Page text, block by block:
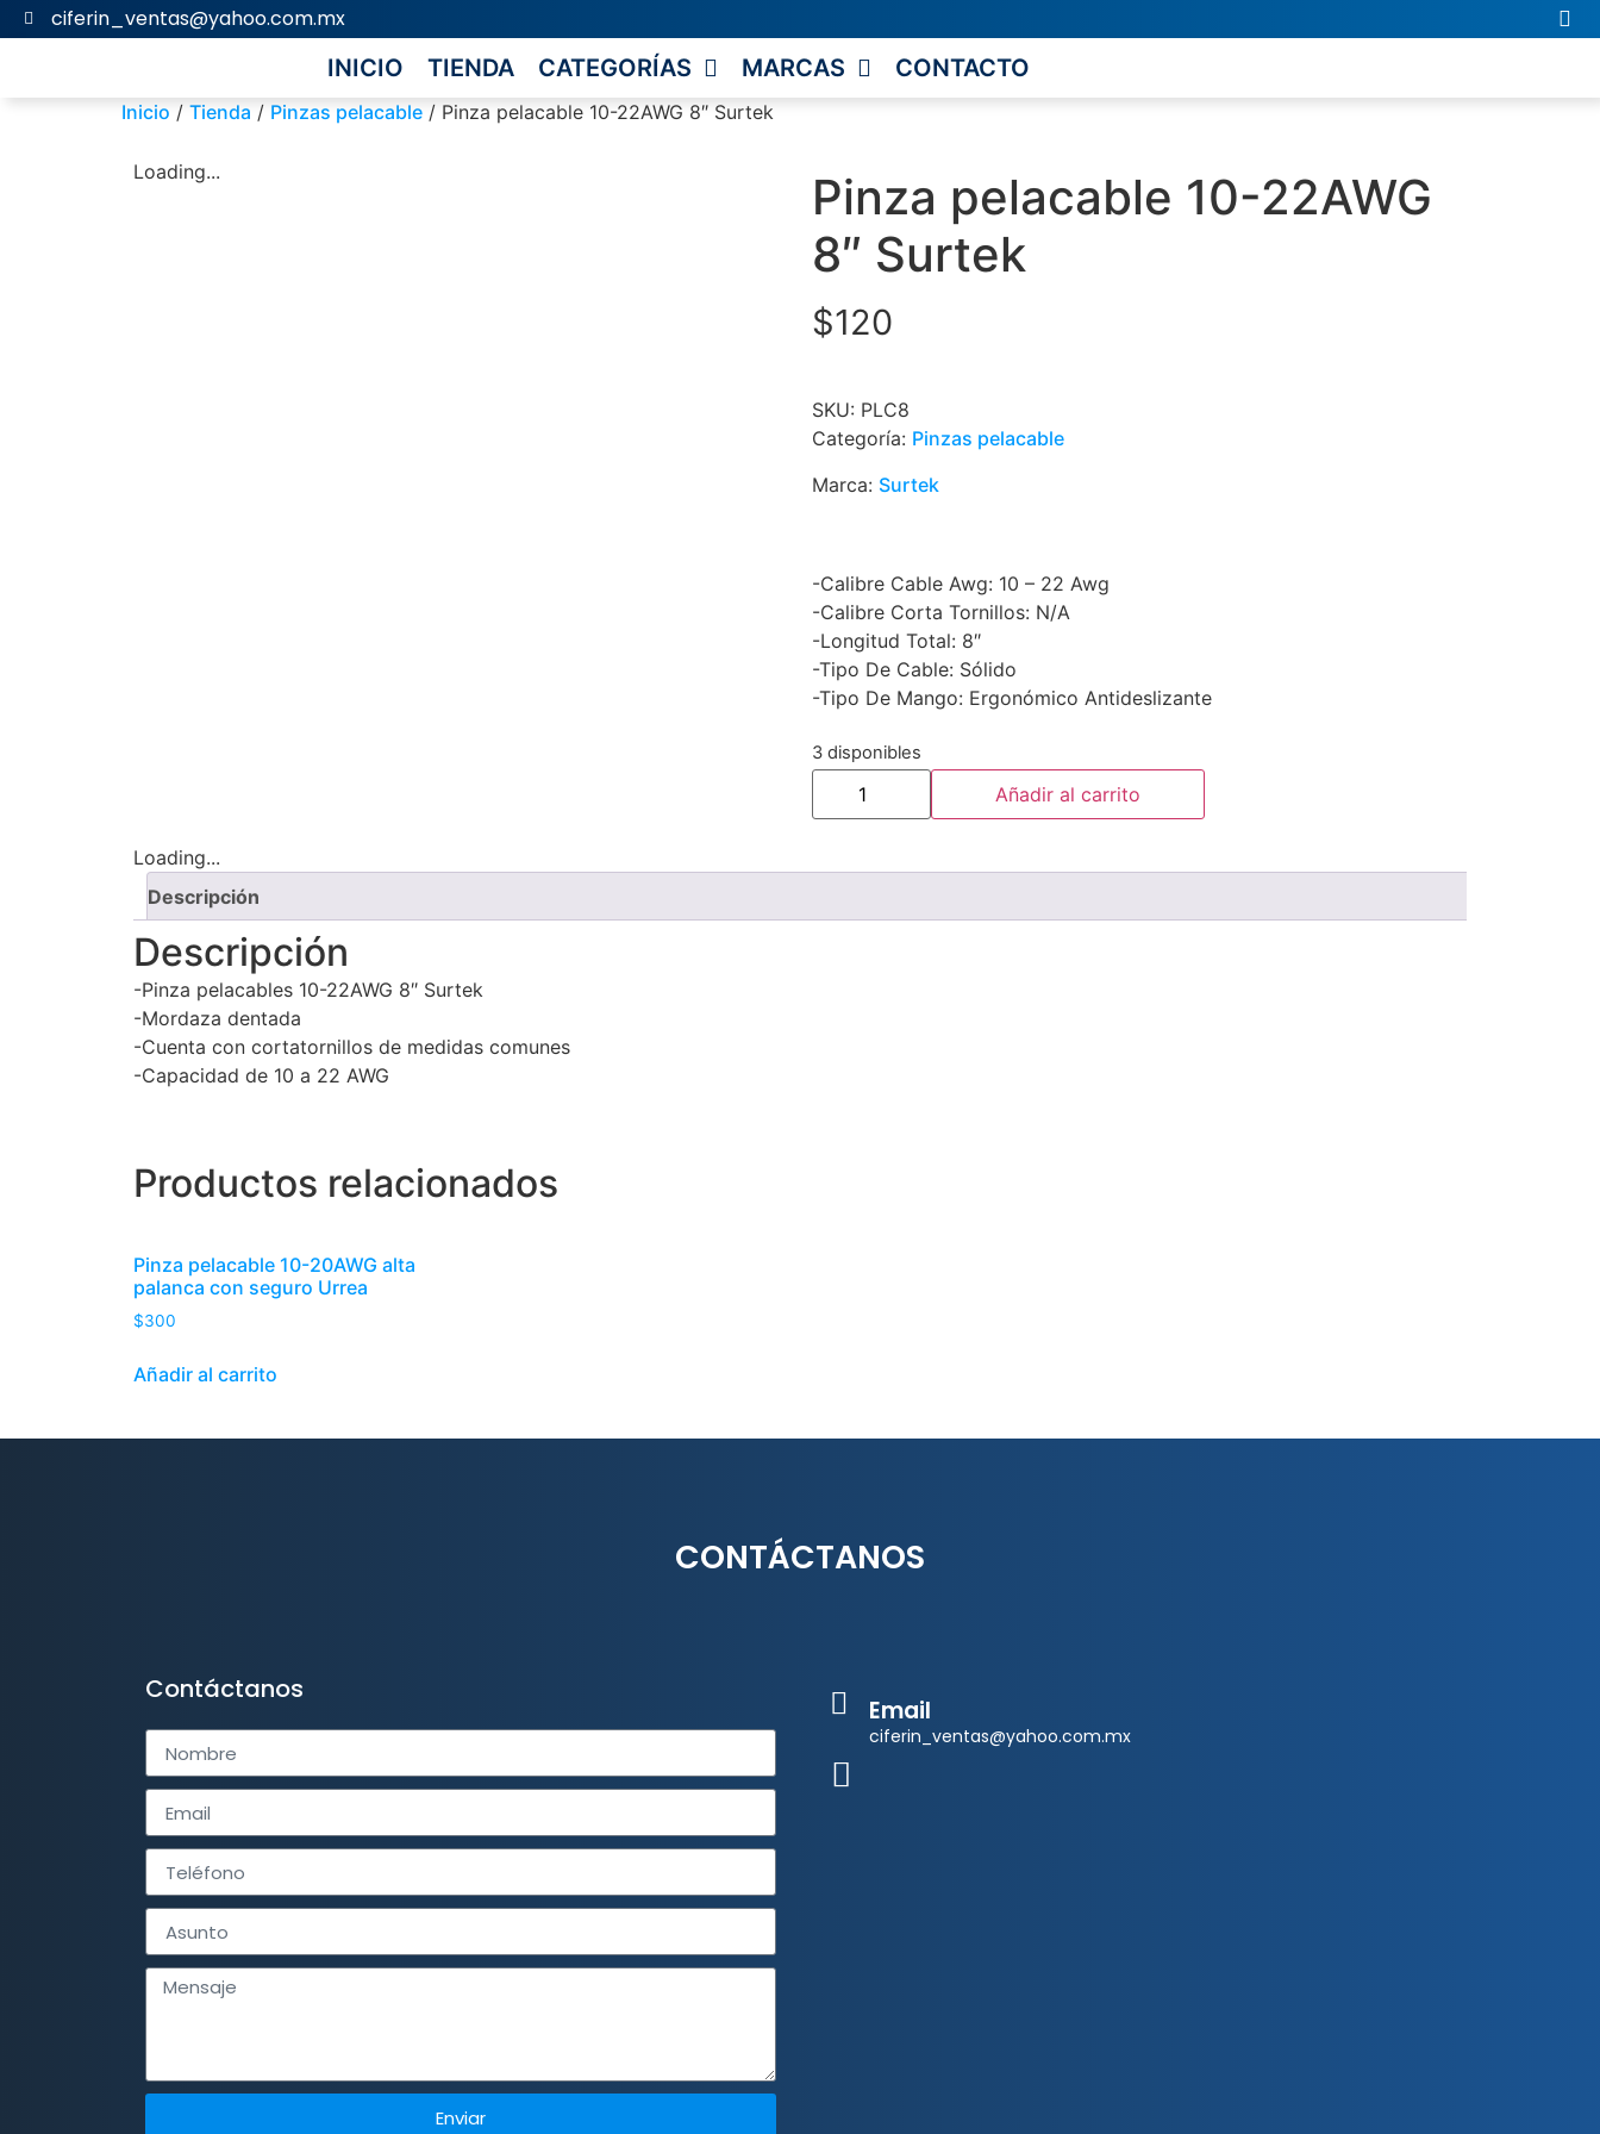
ciferin_ventas@yahoo.com.mx
INICIO TIENDA CATEGORÍAS MARCAS CONTACTO
Inicio / Tienda / Pinzas pelacable / Pinza pelacable 10-22AWG 8″ Surtek
Loading...
Pinza pelacable 10-22AWG
8″ Surtek
$120
SKU: PLC8
Categoría: Pinzas pelacable
Marca: Surtek
-Calibre Cable Awg: 10 – 22 Awg
-Calibre Corta Tornillos: N/A
-Longitud Total: 8″
-Tipo De Cable: Sólido
-Tipo De Mango: Ergonómico Antideslizante
3 disponibles
Añadir al carrito
Loading...
Descripción
Descripción
-Pinza pelacables 10-22AWG 8″ Surtek
-Mordaza dentada
-Cuenta con cortatornillos de medidas comunes
-Capacidad de 10 a 22 AWG
Productos relacionados
Pinza pelacable 10-20AWG alta
palanca con seguro Urrea
$300
Añadir al carrito
CONTÁCTANOS
Contáctanos
Enviar
Email
ciferin_ventas@yahoo.com.mx